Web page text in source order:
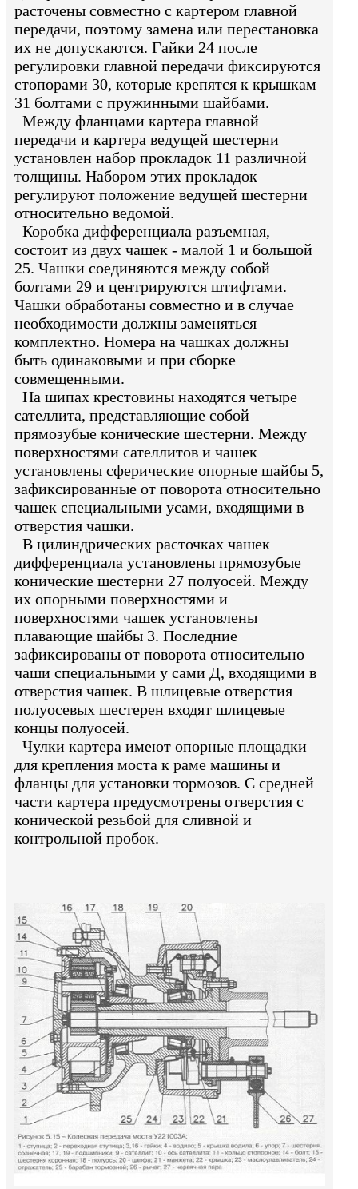
расточены совместно с картером главной
передачи, поэтому замена или перестановка
их не допускаются. Гайки 24 после
регулировки главной передачи фиксируются
стопорами 30, которые крепятся к крышкам
31 болтами с пружинными шайбами.
Между фланцами картера главной
передачи и картера ведущей шестерни
установлен набор прокладок 11 различной
толщины. Набором этих прокладок
регулируют положение ведущей шестерни
относительно ведомой.
Коробка дифференциала разъемная,
состоит из двух чашек - малой 1 и большой
25. Чашки соединяются между собой
болтами 29 и центрируются штифтами.
Чашки обработаны совместно и в случае
необходимости должны заменяться
комплектно. Номера на чашках должны
быть одинаковыми и при сборке
совмещенными.
На шипах крестовины находятся четыре
сателлита, представляющие собой
прямозубые конические шестерни. Между
поверхностями сателлитов и чашек
установлены сферические опорные шайбы 5,
зафиксированные от поворота относительно
чашек специальными усами, входящими в
отверстия чашки.
В цилиндрических расточках чашек
дифференциала установлены прямозубые
конические шестерни 27 полуосей. Между
их опорными поверхностями и
поверхностями чашек установлены
плавающие шайбы 3. Последние
зафиксированы от поворота относительно
чаши специальными у сами Д, входящими в
отверстия чашек. В шлицевые отверстия
полуосевых шестерен входят шлицевые
концы полуосей.
Чулки картера имеют опорные площадки
для крепления моста к раме машины и
фланцы для установки тормозов. С средней
части картера предусмотрены отверстия с
конической резьбой для сливной и
контрольной пробок.